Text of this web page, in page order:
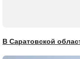
В Саратовской